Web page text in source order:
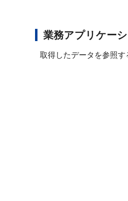
業務アプリケー
取得したデータを参照